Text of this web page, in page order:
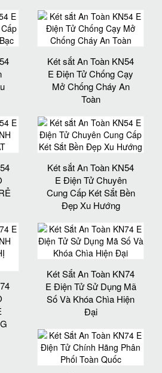
Két sắt An Toàn KN54
E Điện Tử Chống Cạy
Mở Chống Cháy An
Toàn
Két sắt An Toàn KN54
E Điện Tử Chuyên
Cung Cấp Két Sắt Bền
Đẹp Xu Hướng
Két Sắt An Toàn KN74
E Điện Tử Sử Dụng Mã
Số Và Khóa Chìa Hiện
Đại